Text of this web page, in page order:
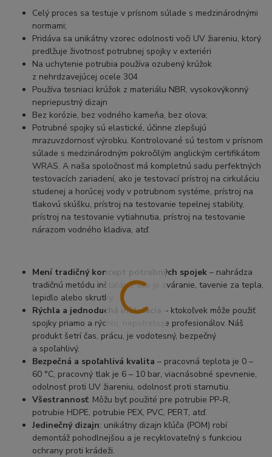
Celý proces sa testuje v prísnom súlade s medzinárodnými
normami;
Pridáva sa unikátny vzorec odolnosti voči UV žiareniu, ktorý
predlžuje životnosť potrubnej spojky v exteriéri
Na uchytenie potrubia používa ozubený krúžok
z nehrdzavejúcej ocele 304
Používa tesniaci krúžok z materiálu NBR, vysokovýkonný
nepriepustný dizajn
Bez korózie, bez vodného kameňa, bez olova;
Potrubné spojky sú elastické, účinne zlepšujú
mrazuvzdornosť výrobku. Kontrolované sú testom v prísnom
súlade s medzinárodným pokročilým anglickým certifikátom
WRAS. A naša spoločnosť má kompletnú sadu perfektných
testovacích zariadení, ako je testovací prístroj na cirkuláciu
studenej a horúcej vody v potrubnom systéme, prístroj na
tlakovú skúšku, prístroj na testovanie tepelnej stability,
prístroj na testovanie vytiahnutia, prístroj na testovanie
nárazom vodného kladiva, atď.
Mení tradičný koncept potrubných spojek – nahrádza
tradičnú metódu inštalácie ako je zváranie, tavenie za tepla,
lepidlo alebo skrutky.
Rýchla a jednoduchá inštalácia
– ktokoľvek môže použiť
spojky priamo a rýchlo, nepotrebuje profesionálov. Náš
produkt šetrí čas, prácu, je vodotesný, bezpečný
a spoľahlivý.
Bezpečná a spoľahlivá kvalita – pracovná teplota je 0 –
60 °C, pracovný tlak je 6 – 10 bar, viacnásobné spevnenie,
odolnosť proti UV žiareniu, odolnosť proti starnutiu.
Všestrannosť: Môžu byť použité pre potrubie PP-R,
potrubie HDPE, potrubie PEX, PVC, PERT, atď.
Jedinečný dizajn: unikátny dizajn kľúča (POM) robí
demontáž pohodlnejšou a je recyklovateľný s funkciou
ochrany proti krádeži.